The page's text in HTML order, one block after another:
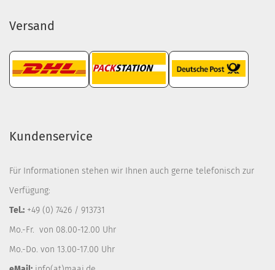
Versand
Kundenservice
Für Informationen stehen wir Ihnen auch gerne telefonisch zur
Verfügung:
Tel.: +49 (0) 7426 / 913731
Mo.-Fr. von 08.00-12.00 Uhr
Mo.-Do. von 13.00-17.00 Uhr